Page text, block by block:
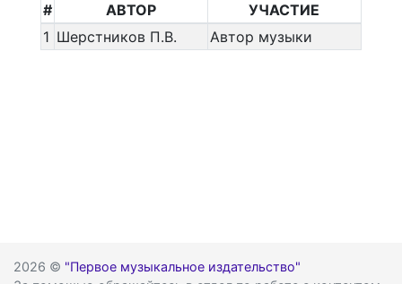
# АВТОР
УЧАСТИЕ
1 Шерстников П.В. Автор музыки
2026 © "Первое музыкальное издательство"